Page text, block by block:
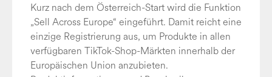
Kurz nach dem Österreich-Start wird die Funktion
„Sell Across Europe“ eingeführt. Damit reicht eine
einzige Registrierung aus, um Produkte in allen
verfügbaren TikTok-Shop-Märkten innerhalb der
Europäischen Union anzubieten.